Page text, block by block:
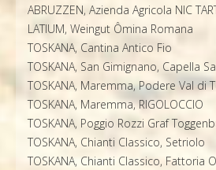
ABRUZZEN, Azienda Agricola NIC
LATIUM, Weingut Ômina Romana
TOSKANA, Cantina Antico Fio
TOSKANA, San Gimignano, Capella
TOSKANA, Maremma, Podere Val di
TOSKANA, Maremma, RIGOLOCCIO
TOSKANA, Poggio Rozzi Graf
TOSKANA, Chianti Classico, Setriolo
TOSKANA, Chianti Classico, Fattoria